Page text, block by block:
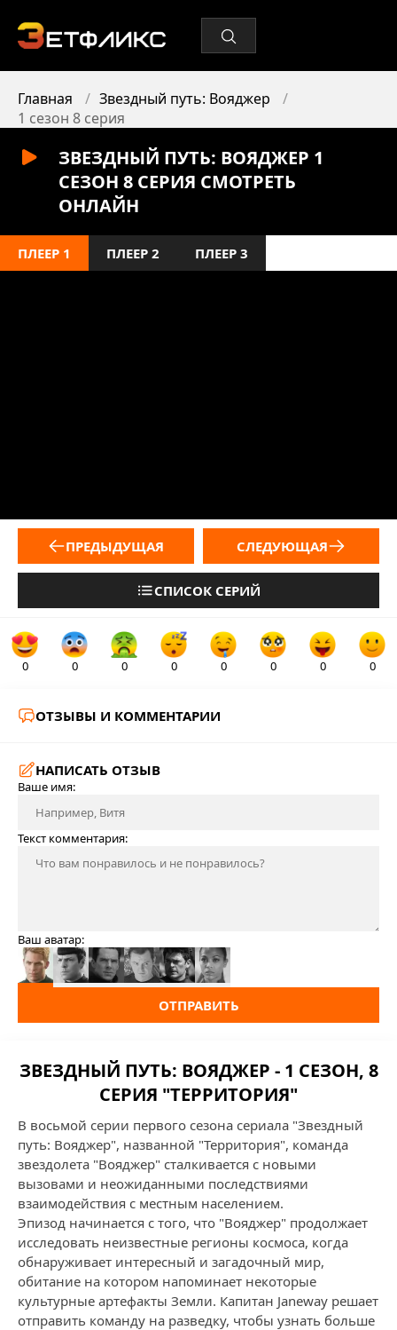
Главная
Звездный путь: Вояджер
1 сезон 8 серия
ЗВЕЗДНЫЙ ПУТЬ: ВОЯДЖЕР 1
СЕЗОН 8 СЕРИЯ СМОТРЕТЬ
ОНЛАЙН
ПЛЕЕР 1 ПЛЕЕР 2 ПЛЕЕР 3
ПРЕДЫДУЩАЯ
СПИСОК СЕРИЙ
СЛЕДУЮЩАЯ
0 0 0 0 0 0 0 0
ОТЗЫВЫ И КОММЕНТАРИИ
НАПИСАТЬ ОТЗЫВ
Ваше имя:
Текст комментария:
Ваш аватар:
ОТПРАВИТЬ
ЗВЕЗДНЫЙ ПУТЬ: ВОЯДЖЕР - 1 СЕЗОН, 8
СЕРИЯ "ТЕРРИТОРИЯ"
В восьмой серии первого сезона сериала "Звездный
путь: Вояджер", названной "Территория", команда
звездолета "Вояджер" сталкивается с новыми
вызовами и неожиданными последствиями
взаимодействия с местным населением.
Эпизод начинается с того, что "Вояджер" продолжает
исследовать неизвестные регионы космоса, когда
обнаруживает интересный и загадочный мир,
обитание на котором напоминает некоторые
культурные артефакты Земли. Капитан Janeway решает
отправить команду на разведку, чтобы узнать больше